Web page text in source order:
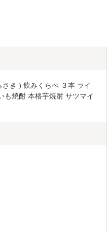
き ) 飲みくらべ ３本 ライ
も焼酎 本格芋焼酎 サツマイ